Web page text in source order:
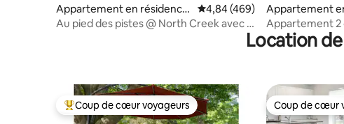
Appartement en résidence
⋅ The Blue Mountains
Évaluation moyenne sur la
4,84 (469)
Au pied des pistes @ North Creek avec lit
Appartement
The Blue
Appartement 2
rénové près du
Location
Coups de cœur voyageurs les plus appréciés
Coup de cœur voyageurs Coup de cœur
Coup de cœur